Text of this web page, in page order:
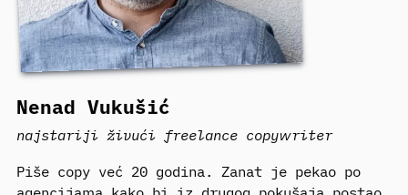
Nenad Vukušić
najstariji živući freelance copywriter
Piše copy već 20 godina. Zanat je pekao po